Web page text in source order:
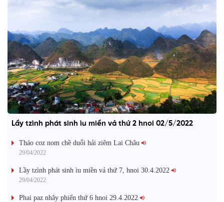
Lầy tzình phát sinh ìu miền vả thứ 2 hnoi 02/5/2022
Tháo coz nom chề duổi hải ziêm Lai Châu
29/04/2022
Lầy tzình phát sinh ìu miền vả thứ 7, hnoi 30.4.2022
29/04/2022
Phai paz nhây phiến thứ 6 hnoi 29.4.2022